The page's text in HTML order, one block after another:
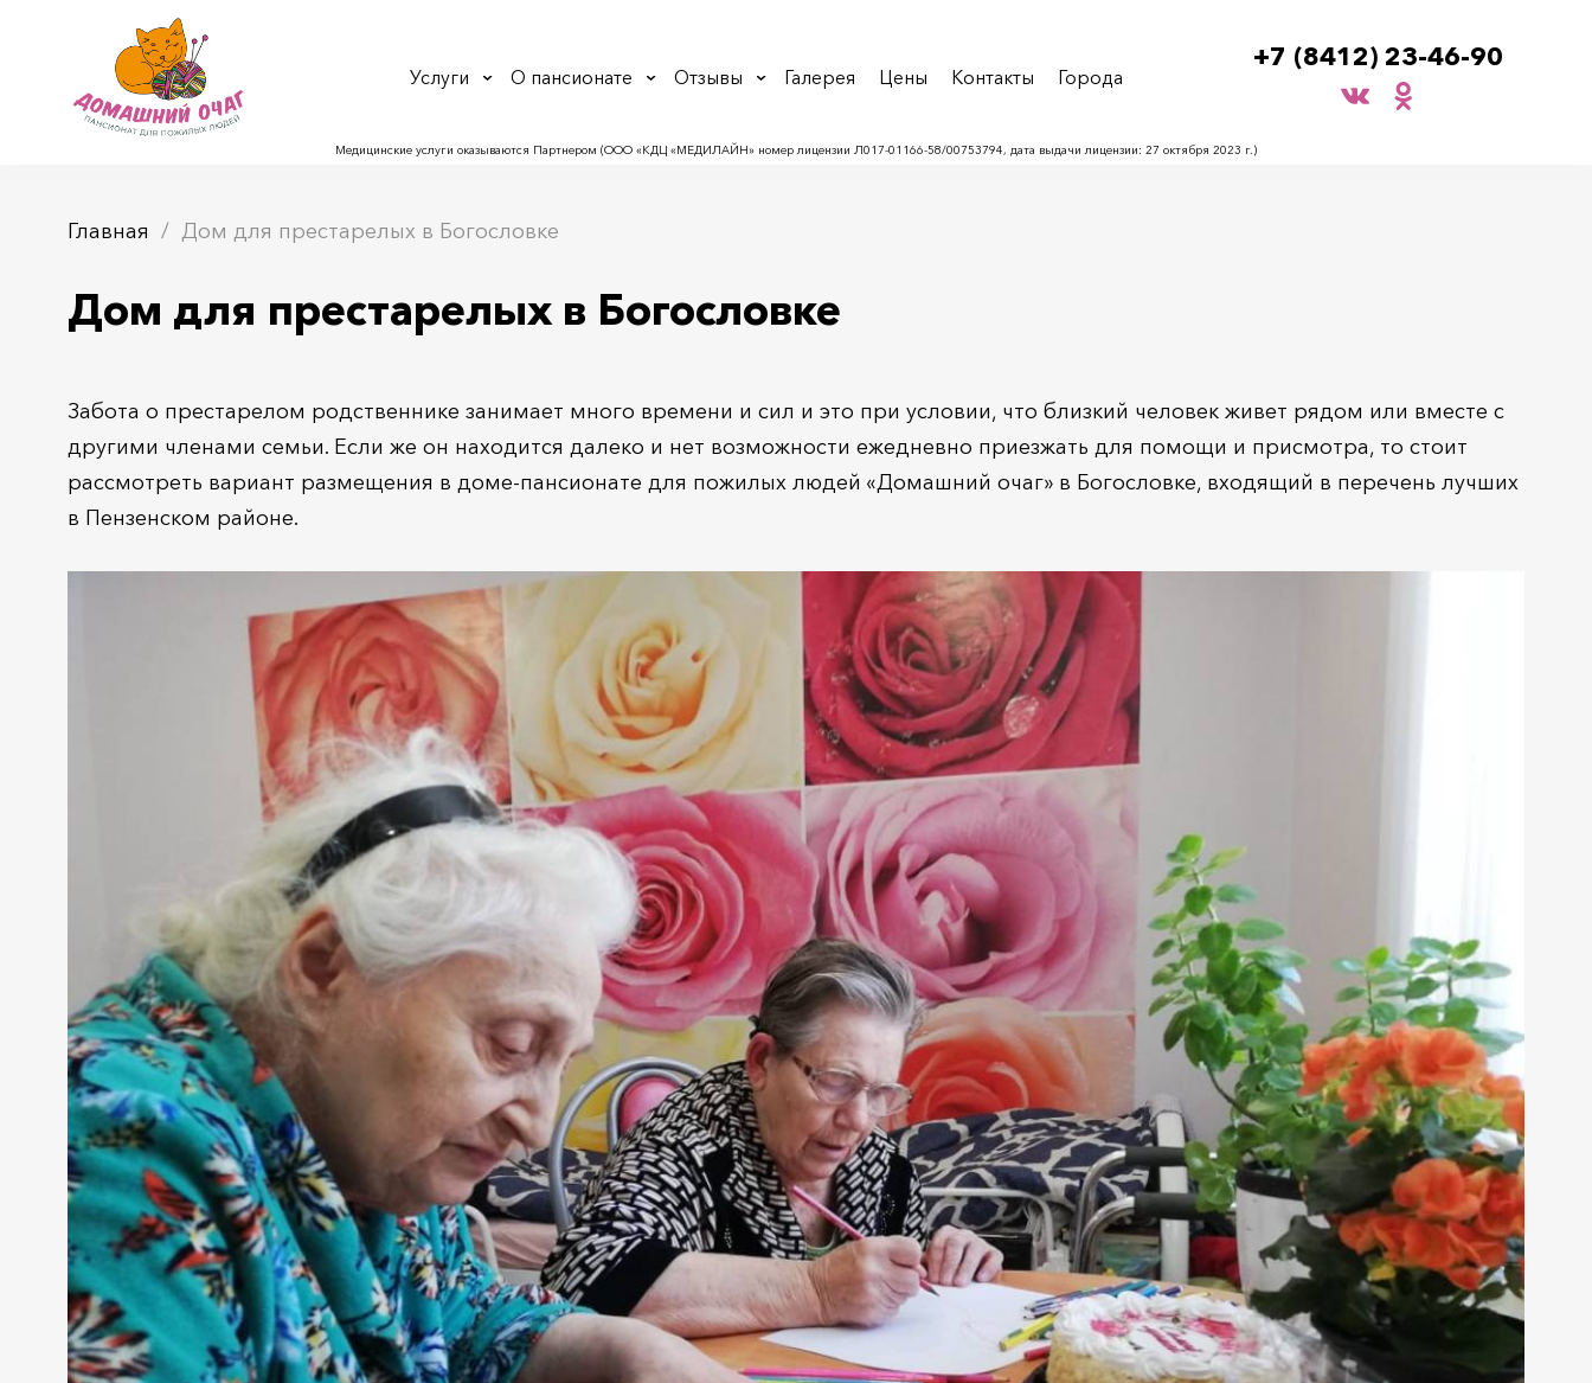
Услуги О пансионате Отзывы Галерея Цены Контакты Города
+7 (8412) 23-46-90
Медицинские услуги оказываются Партнером (ООО «КДЦ «МЕДИЛАЙН» номер лицензии Л017-01166-58/00753794, дата выдачи лицензии: 27 октября 2023 г.)
Главная Дом для престарелых в Богословке
Дом для престарелых в Богословке
Забота о престарелом родственнике занимает много времени и сил и это при условии, что близкий человек живет рядом или вместе с
другими членами семьи. Если же он находится далеко и нет возможности ежедневно приезжать для помощи и присмотра, то стоит
рассмотреть вариант размещения в доме-пансионате для пожилых людей «Домашний очаг» в Богословке, входящий в перечень лучших
в Пензенском районе.